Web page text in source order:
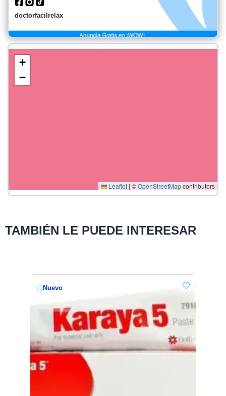
doctorfacilrelax
+
−
Leaflet | ©OpenStreetMapcontributors
TAMBIÉN LE PUEDE INTERESAR
Nuevo